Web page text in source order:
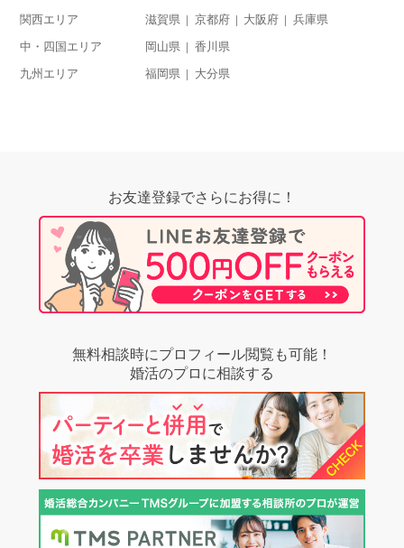
PR
約1,300店 の中から
個人情報保護のため
関西エリア 滋賀県 京都府 大阪府 兵庫県
中・四国エリア 岡山県 香川県
九州エリア 福岡県 大分県
お友達登録でさらにお得に！
無料相談時にプロフィール閲覧も可能！
婚活のプロに相談する